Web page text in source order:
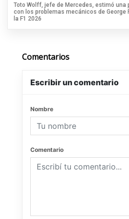
Toto Wolff, jefe de Mercedes, estimó una
con los problemas mecánicos de George
la F1 2026
Comentarios
Escribir un comentario
Nombre
Comentario